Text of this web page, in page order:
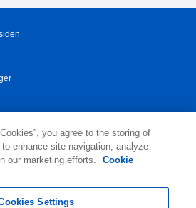
you agree to the storing of
enhance site navigation, analyze
our marketing efforts.
Cookie
Settings